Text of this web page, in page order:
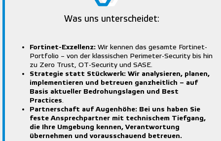
Was uns unterscheidet:
Fortinet-Exzellenz: Wir kennen das gesamte Fortinet-
Portfolio – von der klassischen Perimeter-Security bis hin
zu Zero Trust, OT-Security und SASE.
Strategie statt Stückwerk: Wir analysieren, planen,
implementieren und betreuen ganzheitlich – auf
Basis aktueller Bedrohungslagen und Best
Practices.
Partnerschaft auf Augenhöhe: Bei uns haben Sie
feste Ansprechpartner mit technischem Tiefgang,
die Ihre Umgebung kennen, Verantwortung
übernehmen und vorausschauend betreuen.